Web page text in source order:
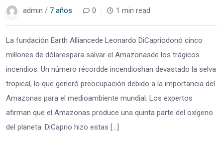
admin / 7 años 0 1 min read
La fundación Earth Alliancede Leonardo DiCapriodonó cinco
millones de dólarespara salvar el Amazonasde los trágicos
incendios. Un número récordde incendioshan devastado la selva
tropical, lo que generó preocupación debido a la importancia del
Amazonas para el medioambiente mundial. Los expertos
afirman que el Amazonas produce una quinta parte del oxígeno
del planeta. DiCaprio hizo estas […]